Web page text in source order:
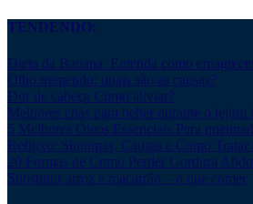
TENDENDO:
Dieta da Banana: Entenda como
Olho tremendo: quais são as causas?
Dor de cabeça Como aliviar?
Melhores chás para beber durante o jejum
5 Melhores Óleos Essenciais Para
Refluxo: Sintomas, Causas e Como Tratar
20 Formas de Como Perder Gordura
Substituir arroz e macarrão – o que comer